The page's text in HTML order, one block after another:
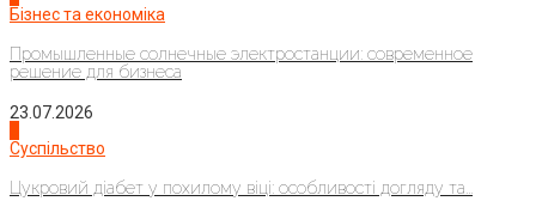
Бізнес та економіка
Промышленные солнечные электростанции: современное
решение для бизнеса
23.07.2026
Суспільство
Цукровий діабет у похилому віці: особливості догляду та...